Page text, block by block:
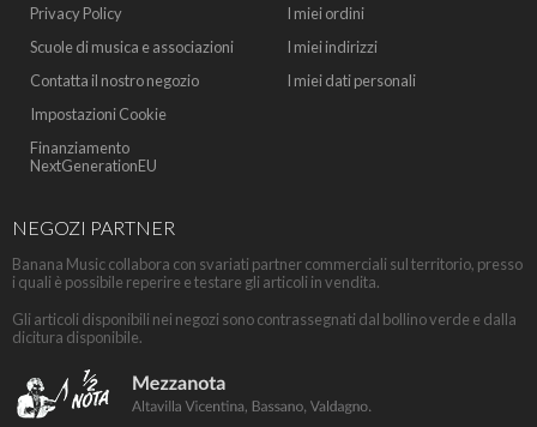
Privacy Policy
Scuole di musica e associazioni
Contatta il nostro negozio
Impostazioni Cookie
Finanziamento
NextGenerationEU
I miei ordini
I miei indirizzi
I miei dati personali
NEGOZI PARTNER
Banana Music collabora con svariati partner commerciali sul territorio, presso
i quali è possibile reperire e testare gli articoli in vendita.
Gli articoli disponibili nei negozi sono contrassegnati dal bollino verde e dalla
dicitura disponibile.